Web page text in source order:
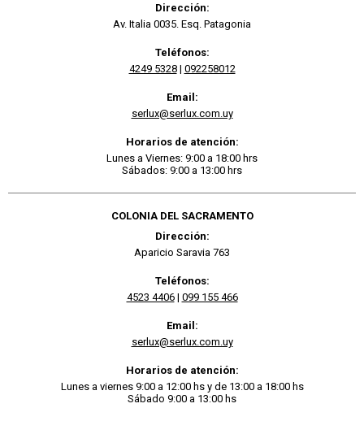
Dirección:
Av. Italia 0035. Esq. Patagonia
Teléfonos:
4249 5328| 092258012
Email:
serlux@serlux.com.uy
Horarios de atención:
Lunes a Viernes: 9:00 a 18:00 hrs
Sábados: 9:00 a 13:00 hrs
COLONIA DEL SACRAMENTO
Dirección:
Aparicio Saravia 763
Teléfonos:
4523 4406| 099 155 466
Email:
serlux@serlux.com.uy
Horarios de atención:
Lunes a viernes 9:00 a 12:00 hs y de 13:00 a 18:00 hs
Sábado 9:00 a 13:00 hs